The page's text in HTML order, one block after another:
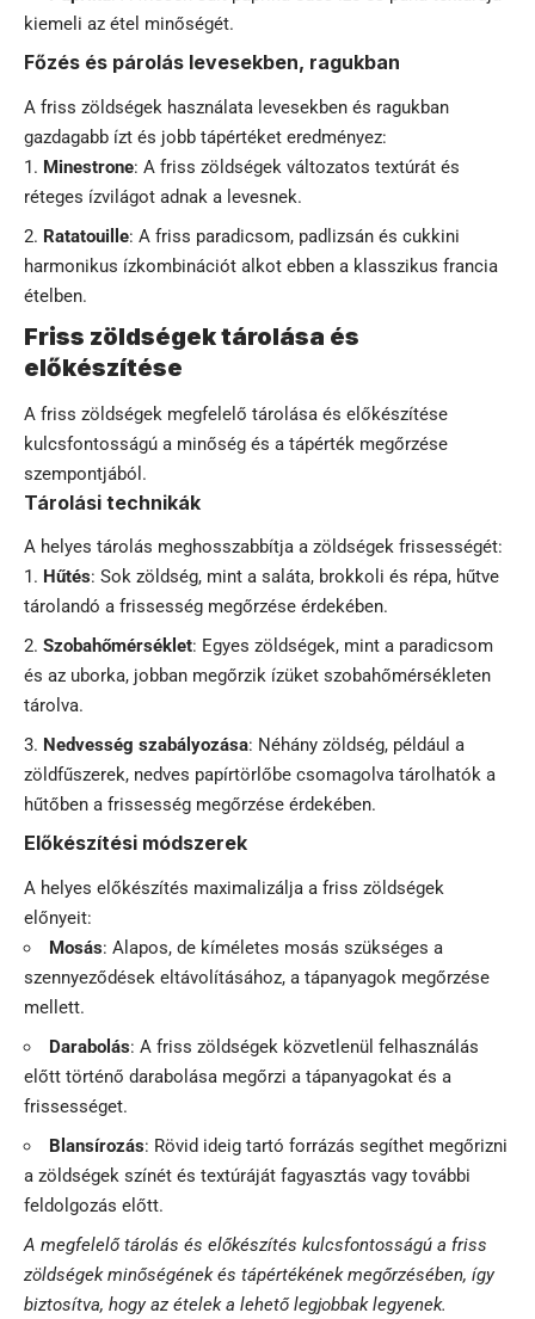
kiemeli az étel minőségét.
Főzés és párolás levesekben, ragukban
A friss zöldségek használata levesekben és ragukban
gazdagabb ízt és jobb tápértéket eredményez:
Minestrone: A friss zöldségek változatos textúrát és
réteges ízvilágot adnak a levesnek.
Ratatouille: A friss paradicsom, padlizsán és cukkini
harmonikus ízkombinációt alkot ebben a klasszikus francia
ételben.
Friss zöldségek tárolása és
előkészítése
A friss zöldségek megfelelő tárolása és előkészítése
kulcsfontosságú a minőség és a tápérték megőrzése
szempontjából.
Tárolási technikák
A helyes tárolás meghosszabbítja a zöldségek frissességét:
Hűtés: Sok zöldség, mint a saláta, brokkoli és répa, hűtve
tárolandó a frissesség megőrzése érdekében.
Szobahőmérséklet: Egyes zöldségek, mint a paradicsom
és az uborka, jobban megőrzik ízüket szobahőmérsékleten
tárolva.
Nedvesség szabályozása: Néhány zöldség, például a
zöldfűszerek, nedves papírtörlőbe csomagolva tárolhatók a
hűtőben a frissesség megőrzése érdekében.
Előkészítési módszerek
A helyes előkészítés maximalizálja a friss zöldségek
előnyeit:
Mosás: Alapos, de kíméletes mosás szükséges a
szennyeződések eltávolításához, a tápanyagok megőrzése
mellett.
Darabolás: A friss zöldségek közvetlenül felhasználás
előtt történő darabolása megőrzi a tápanyagokat és a
frissességet.
Blansírozás: Rövid ideig tartó forrázás segíthet megőrizni
a zöldségek színét és textúráját fagyasztás vagy további
feldolgozás előtt.
A megfelelő tárolás és előkészítés kulcsfontosságú a friss
zöldségek minőségének és tápértékének megőrzésében, így
biztosítva, hogy az ételek a lehető legjobbak legyenek.